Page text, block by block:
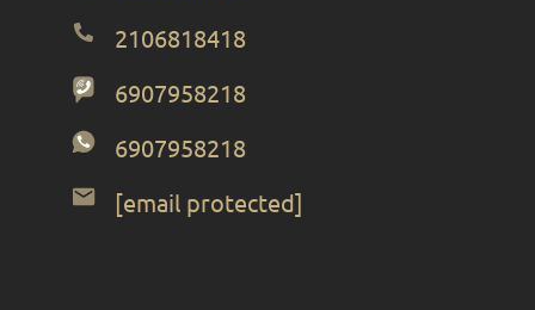
2106818418
6907958218
6907958218
[email protected]